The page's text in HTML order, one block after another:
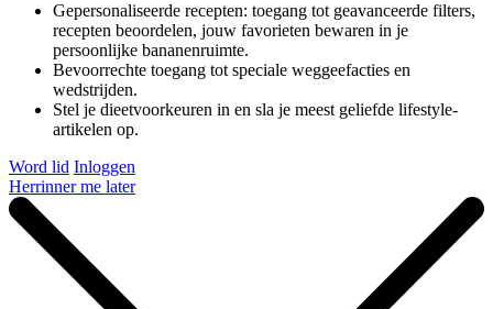
Gepersonaliseerde recepten: toegang tot geavanceerde filters,
recepten beoordelen, jouw favorieten bewaren in je
persoonlijke bananenruimte.
Bevoorrechte toegang tot speciale weggeefacties en
wedstrijden.
Stel je dieetvoorkeuren in en sla je meest geliefde lifestyle-
artikelen op.
Word lid Inloggen
Herrinner me later